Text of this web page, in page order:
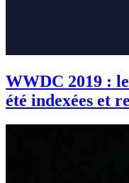
WWDC 2019 :
été indexées et